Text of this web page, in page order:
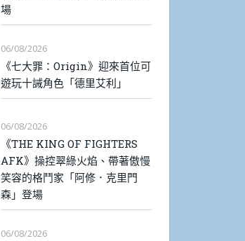
場
06/08/2026
《七大罪：Origin》迎來首位可
遊玩十誡角色「德里艾利」
06/08/2026
《THE KING OF FIGHTERS
AFK》操控翠綠火焰、帶著傲慢
笑容的格鬥家「阿修．克里門
森」登場
06/08/2026